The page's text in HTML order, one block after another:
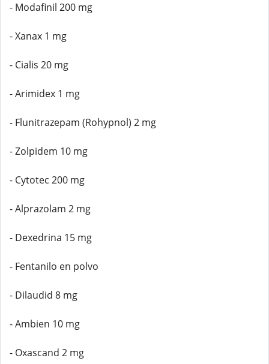
- Modafinil 200 mg
- Xanax 1 mg
- Cialis 20 mg
- Arimidex 1 mg
- Flunitrazepam (Rohypnol) 2 mg
- Zolpidem 10 mg
- Cytotec 200 mg
- Alprazolam 2 mg
- Dexedrina 15 mg
- Fentanilo en polvo
- Dilaudid 8 mg
- Ambien 10 mg
- Oxascand 2 mg